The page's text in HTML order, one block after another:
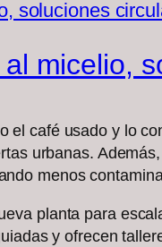
micelio,
el café usado y lo
urbanas.
menos
planta para
y ofrecen